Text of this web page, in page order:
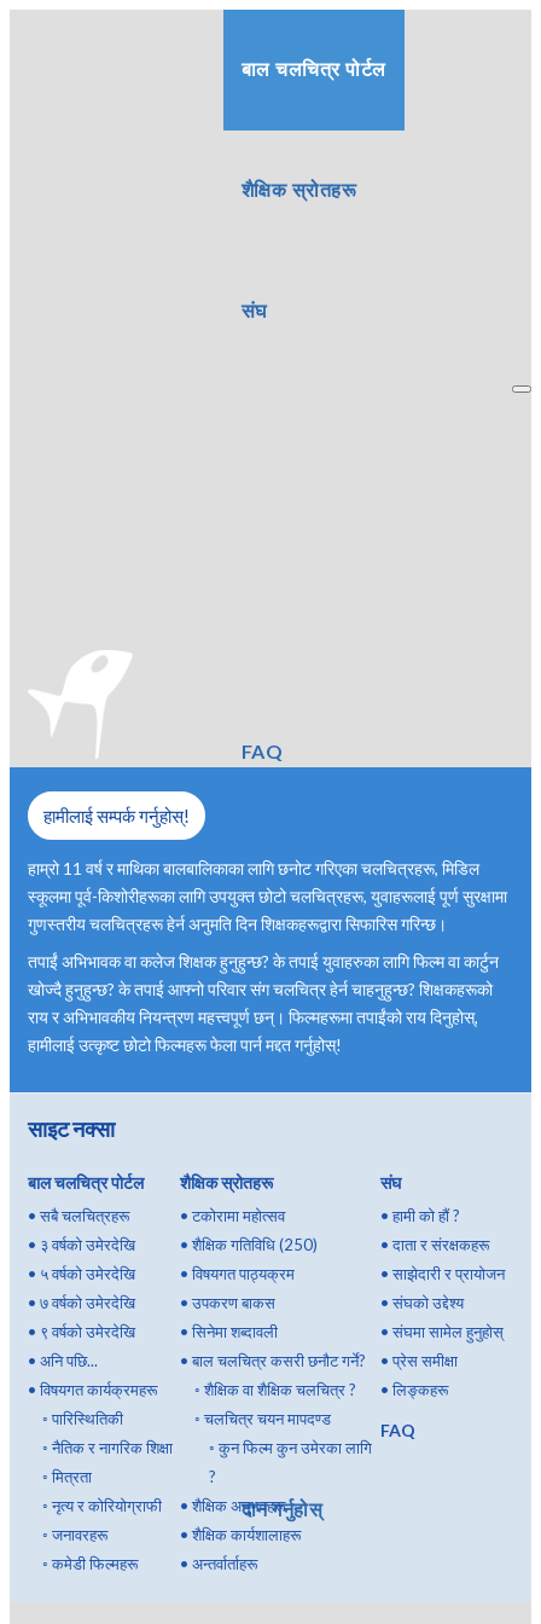
बाल चलचित्र पोर्टल
शैक्षिक स्रोतहरू
संघ
FAQ
दान गर्नुहोस्
हामीलाई सम्पर्क गर्नुहोस्!
हाम्रो 11 वर्ष र माथिका बालबालिकाका लागि छनोट गरिएका चलचित्रहरू, मिडिल
स्कूलमा पूर्व-किशोरीहरूका लागि उपयुक्त छोटो चलचित्रहरू, युवाहरूलाई पूर्ण सुरक्षामा
गुणस्तरीय चलचित्रहरू हेर्न अनुमति दिन शिक्षकहरूद्वारा सिफारिस गरिन्छ।
तपाईं अभिभावक वा कलेज शिक्षक हुनुहुन्छ? के तपाई युवाहरुका लागि फिल्म वा कार्टुन
खोज्दै हुनुहुन्छ? के तपाई आफ्नो परिवार संग चलचित्र हेर्न चाहनुहुन्छ? शिक्षकहरूको
राय र अभिभावकीय नियन्त्रण महत्त्वपूर्ण छन्। फिल्महरूमा तपाईंको राय दिनुहोस्,
हामीलाई उत्कृष्ट छोटो फिल्महरू फेला पार्न मद्दत गर्नुहोस्!
साइट नक्सा
बाल चलचित्र पोर्टल
• सबै चलचित्रहरू
• ३ वर्षको उमेरदेखि
• ५ वर्षको उमेरदेखि
• ७ वर्षको उमेरदेखि
• ९ वर्षको उमेरदेखि
• अनि पछि...
• विषयगत कार्यक्रमहरू
◦ पारिस्थितिकी
◦ नैतिक र नागरिक शिक्षा
◦ मित्रता
◦ नृत्य र कोरियोग्राफी
◦ जनावरहरू
◦ कमेडी फिल्महरू
शैक्षिक स्रोतहरू
• टकोरामा महोत्सव
• शैक्षिक गतिविधि (250)
• विषयगत पाठ्यक्रम
• उपकरण बाकस
• सिनेमा शब्दावली
• बाल चलचित्र कसरी छनौट गर्ने?
◦ शैक्षिक वा शैक्षिक चलचित्र ?
◦ चलचित्र चयन मापदण्ड
◦ कुन फिल्म कुन उमेरका लागि
?
• शैक्षिक अनुभवहरू
• शैक्षिक कार्यशालाहरू
• अन्तर्वार्ताहरू
संघ
•हामी को हौं ?
•दाता र संरक्षकहरू
•साझेदारी र प्रायोजन
•संघको उद्देश्य
•संघमा सामेल हुनुहोस्
•प्रेस समीक्षा
•लिङ्कहरू
FAQ